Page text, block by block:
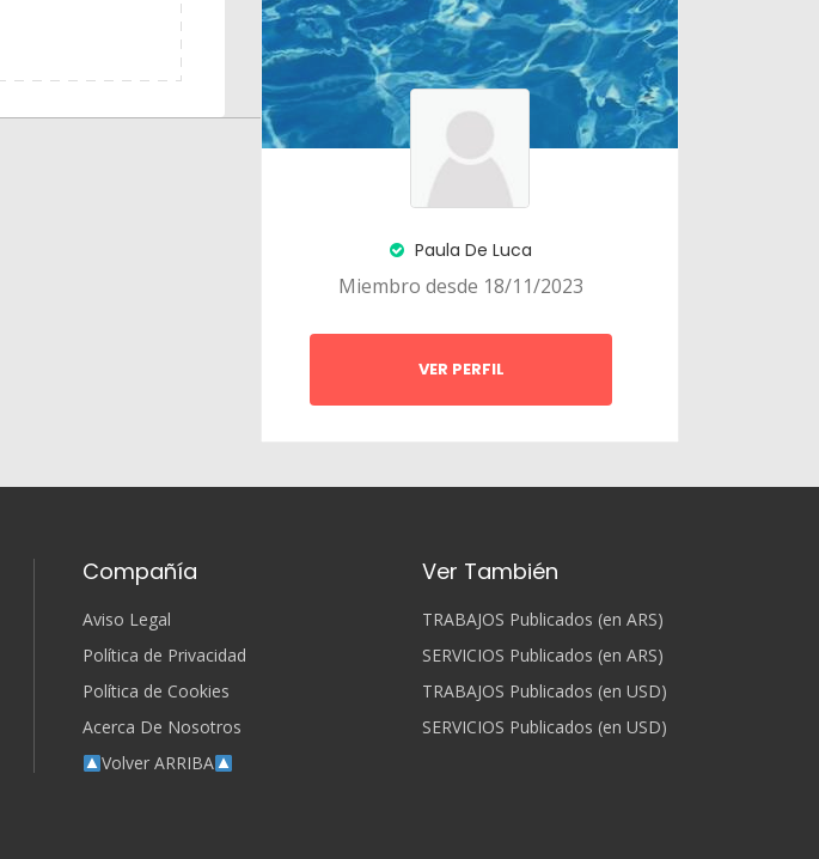
Paula De Luca
Miembro desde 18/11/2023
VER PERFIL
Compañía
Aviso Legal
Política de Privacidad
Política de Cookies
Acerca De Nosotros
Volver ARRIBA
Ver También
TRABAJOS Publicados (en ARS)
SERVICIOS Publicados (en ARS)
TRABAJOS Publicados (en USD)
SERVICIOS Publicados (en USD)